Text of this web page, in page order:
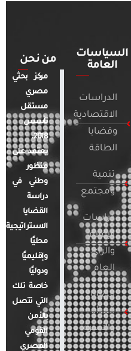
السياسات
العامة
الدراسات
الاقتصادية
وقضايا
الطاقة
تنمية
ومجتمع
دراسات
الإعلام
والرأي
العام
قضايا
المرأة
والأسرة
من نحن
مركز بحثي
مصري
مستقل
تأسس
2018.
يعتمد على
منظور
وطني في
دراسة
القضايا
الاستراتيجية
محليًا
وإقليميًا
ودوليًا
خاصة تلك
التي تتصل
بالأمن
القومي
المصري